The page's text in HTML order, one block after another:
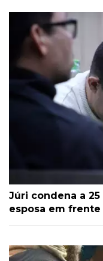
Júri condena a
esposa em